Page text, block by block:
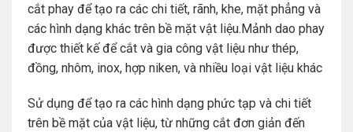
cắt phay để tạo ra các chi tiết, rãnh, khe, mặt phẳng và
các hình dạng khác trên bề mặt vật liệu.Mảnh dao phay
được thiết kế để cắt và gia công vật liệu như thép,
đồng, nhôm, inox, hợp niken, và nhiều loại vật liệu khác
Sử dụng để tạo ra các hình dạng phức tạp và chi tiết
trên bề mặt của vật liệu, từ những cắt đơn giản đến